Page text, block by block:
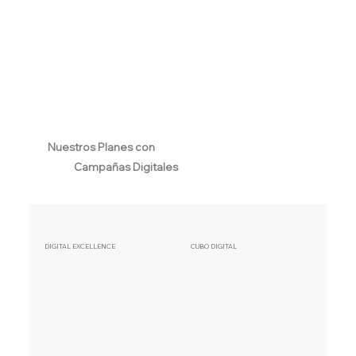
Nuestros Planes con
Campañas Digitales
DIGITAL EXCELLENCE CUBO DIGITAL